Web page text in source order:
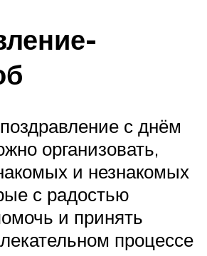
с днём
организовать,
и незнакомых
с радостью
и принять
процессе